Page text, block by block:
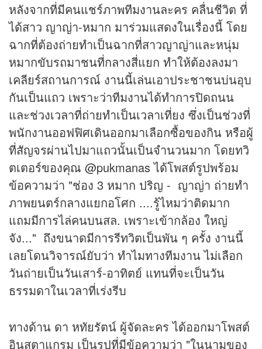
หลังจากที่มีคนแชร์ภาพทีมงานละคร คลื่นชีวิต ที่
ได้สาว ญาญ่า-หมาก มาร่วมแสดงในเรื่องนี้ โดย
ฉากที่ต้องถ่ายทำเป็นฉากที่สาวญาญ่าและหนุ่ม
หมากขับรถมาชนที่กลางสี่แยก ทำให้ต้องลงมา
เคลียร์สถานการณ์ งานนี้เล่นเอาประชาชนบ่นอุบ
กันเป็นแถว เพราะว่าทีมงานได้ทำการปิดถนน
และช่วงเวลาที่ถ่ายทำเป็นเวลาเที่ยง ซึ่งเป็นช่วงที่
พนักงานออฟฟิศเดินออกมาเลือกซื้อของกิน หรือผู้
ที่สัญจรผ่านไปมาแถวนั้นเป็นจำนวนมาก โดยทวิ
ตเตอร์ของคุณ @pukmanas ได้โพสต์รูปพร้อม
ข้อความว่า "ช่อง 3 หมาก ปริญ - ญาญ่า ถ่ายทำ
ภาพยนตร์กลางแยกอโศก ....รู้ไหมว่าติดมาก
แถมมีการไล่คนบนสล. เพราะเข้ากล้อง ใหญ่
จัง..." ถึงขนาดมีการรีทวิตเป็นพัน ๆ ครั้ง งานนี้
เลยโดนวิจารณ์ยับว่า ทำไมทางทีมงาน ไม่เลือก
วันถ่ายเป็นวันเสาร์-อาทิตย์ แทนที่จะเป็นวัน
ธรรมดาในเวลาที่เร่งรีบ
ทางด้าน ดา หทัยรัตน์ ผู้จัดละคร ได้ออกมาโพสต์
อินสตาแกรม เป็นรูปที่มีข้อความว่า "ในนามของ